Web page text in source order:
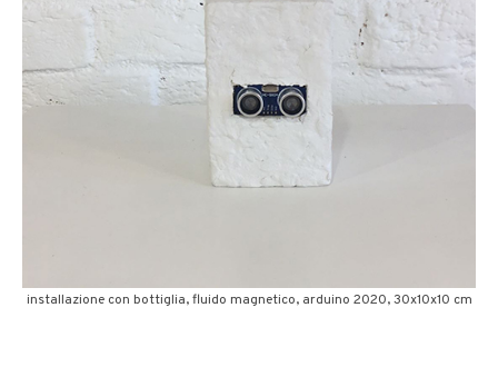
installazione con bottiglia, fluido magnetico, arduino 2020, 30x10x10 cm